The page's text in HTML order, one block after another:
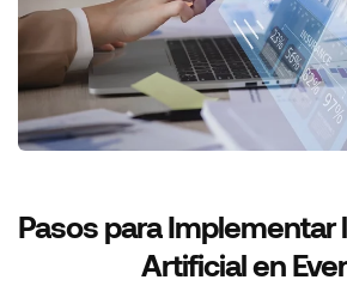
Pasos para Implementar
Artificial en